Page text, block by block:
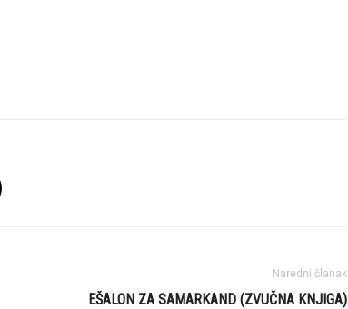
Naredni članak
EŠALON ZA SAMARKAND (ZVUČNA KNJIGA)